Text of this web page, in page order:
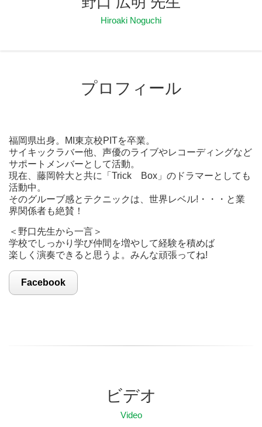
Hiroaki Noguchi
プロフィール
福岡県出身。MI東京校PITを卒業。
サイキックラバー他、声優のライブやレコーディングなど
サポートメンバーとして活動。
現在、藤岡幹大と共に「Trick Box」のドラマーとしても
活動中。
そのグルーブ感とテクニックは、世界レベル!・・・と業
界関係者も絶賛！
＜野口先生から一言＞
学校でしっかり学び仲間を増やして経験を積めば
楽しく演奏できると思うよ。みんな頑張ってね!
Facebook
ビデオ
Video